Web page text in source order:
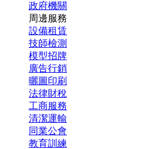
政府機關
周邊服務
設備租賃
技師檢測
模型招牌
廣告行銷
曬圖印刷
法律財稅
工商服務
清潔運輸
同業公會
教育訓練